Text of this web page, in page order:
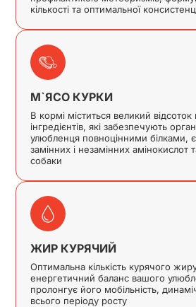
кількості та оптимальної
М`ЯСО КУРКИ
В кормі міститься великий відсоток
інгредієнтів, які забезпечують
улюбленця повноцінними білками,
замінних і незамінних амінокислот
собаки
ЖИР КУРЯЧИЙ
Оптимальна кількість курячого
енергетичний баланс вашого
пролонгує його мобільність,
всього періоду росту